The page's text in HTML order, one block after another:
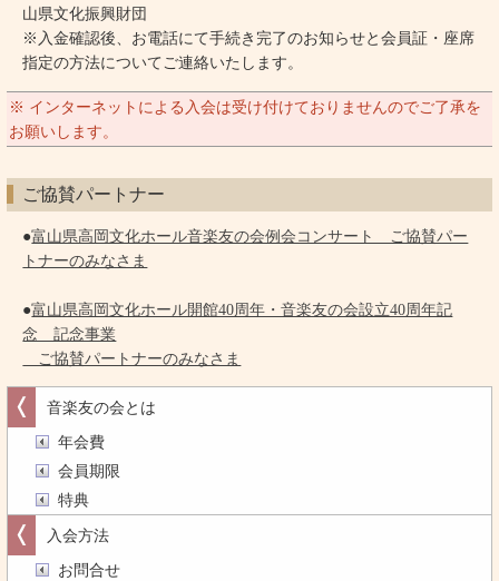
山県文化振興財団
※入金確認後、お電話にて手続き完了のお知らせと会員証・座席
指定の方法についてご連絡いたします。
※ インターネットによる入会は受け付けておりませんのでご了承を
お願いします。
ご協賛パートナー
●富山県高岡文化ホール音楽友の会例会コンサート ご協賛パー
トナーのみなさま
●富山県高岡文化ホール開館40周年・音楽友の会設立40周年記
念 記念事業
ご協賛パートナーのみなさま
音楽友の会とは
年会費
会員期限
特典
入会方法
お問合せ